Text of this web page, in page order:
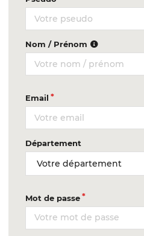
Nom / Prénom
Email
Département
Mot de passe